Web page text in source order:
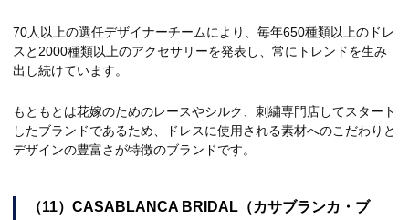
70人以上の選任デザイナーチームにより、毎年650種類以上のドレ
スと2000種類以上のアクセサリーを発表し、常にトレンドを生み
出し続けています。
もともとは花嫁のためのレースやシルク、刺繍専門店してスタート
したブランドであるため、ドレスに使用される素材へのこだわりと
デザインの豊富さが特徴のブランドです。
（11）CASABLANCA BRIDAL（カサブランカ・ブ